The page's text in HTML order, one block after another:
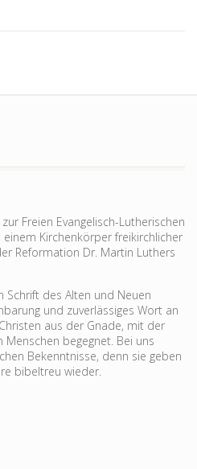
Freien Evangelisch-Lutherischen
einem Kirchenkörper freikirchlicher
Reformation Dr. Martin Luthers
Schrift des Alten und Neuen
und zu­verlässiges Wort an
aus der Gnade, mit der
Menschen begegnet. Bei uns
Bekennt­nisse, denn sie geben
bibeltreu wieder.